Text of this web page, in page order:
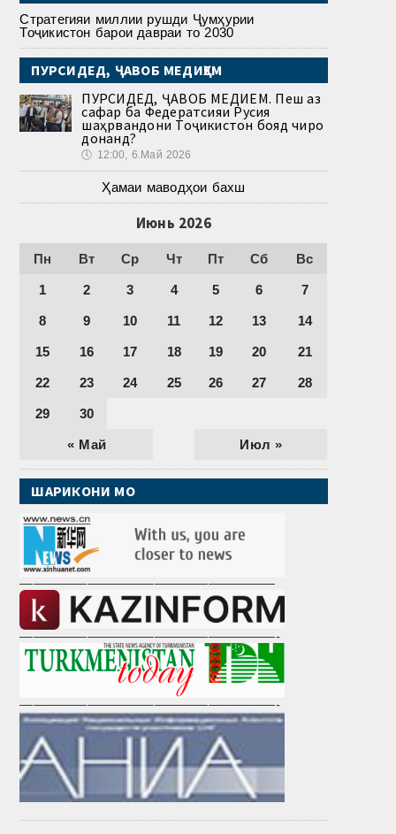
Стратегияи миллии рушди Ҷумҳурии
Тоҷикистон барои давраи то 2030
ПУРСИДЕД, ҶАВОБ МЕДИҲЕМ
ПУРСИДЕД, ҶАВОБ МЕДИҲЕМ. Пеш аз
сафар ба Федератсияи Русия
шаҳрвандони Тоҷикистон бояд чиро
донанд?
🕔 12:00, 6.Май 2026
Ҳамаи маводҳои бахш
Июнь 2026
Пн Вт Ср Чт Пт Сб Вс
« Май Июл »
1 2 3 4 5 6 7
8 9 10 11 12 13 14
15 16 17 18 19 20 21
22 23 24 25 26 27 28
29 30
ШАРИКОНИ МО
———————————————————
———————————————————-
———————————————————-